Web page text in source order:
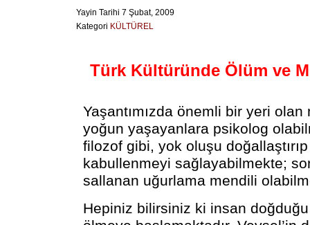
Yayin Tarihi 7 Şubat, 2009
Kategori KÜLTÜREL
Türk Kültüründe Ölüm ve
Yaşantımızda önemli bir yeri olan
yoğun yaşayanlara psikolog
filozof gibi, yok oluşu
kabullenmeyi sağlayabilmekte;
sallanan uğurlama mendili
Hepiniz bilirsiniz ki insan